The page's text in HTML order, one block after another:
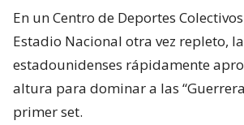
En un Centro de Deportes
Estadio Nacional otra vez repleto,
estadounidenses rápidamente
altura para dominar a las
primer set.